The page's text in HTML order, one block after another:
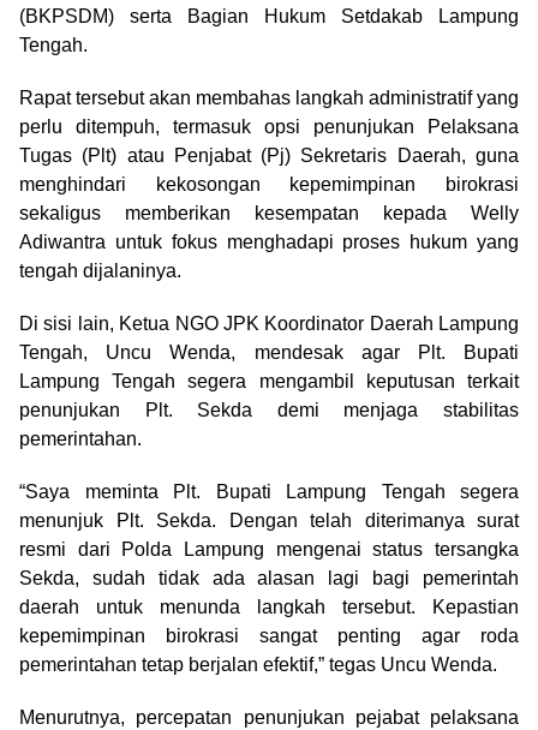
(BKPSDM) serta Bagian Hukum Setdakab Lampung
Tengah.
Rapat tersebut akan membahas langkah administratif yang
perlu ditempuh, termasuk opsi penunjukan Pelaksana
Tugas (Plt) atau Penjabat (Pj) Sekretaris Daerah, guna
menghindari kekosongan kepemimpinan birokrasi
sekaligus memberikan kesempatan kepada Welly
Adiwantra untuk fokus menghadapi proses hukum yang
tengah dijalaninya.
Di sisi lain, Ketua NGO JPK Koordinator Daerah Lampung
Tengah, Uncu Wenda, mendesak agar Plt. Bupati
Lampung Tengah segera mengambil keputusan terkait
penunjukan Plt. Sekda demi menjaga stabilitas
pemerintahan.
“Saya meminta Plt. Bupati Lampung Tengah segera
menunjuk Plt. Sekda. Dengan telah diterimanya surat
resmi dari Polda Lampung mengenai status tersangka
Sekda, sudah tidak ada alasan lagi bagi pemerintah
daerah untuk menunda langkah tersebut. Kepastian
kepemimpinan birokrasi sangat penting agar roda
pemerintahan tetap berjalan efektif,” tegas Uncu Wenda.
Menurutnya, percepatan penunjukan pejabat pelaksana